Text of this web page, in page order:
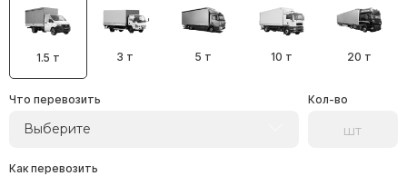
1.5 т 3 т 5 т 10 т 20 т
Что перевозить
Выберите
Кол-во
Как перевозить